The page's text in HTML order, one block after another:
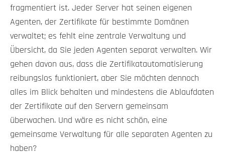
fragmentiert ist. Jeder Server hat seinen eigenen
Agenten, der Zertifikate für bestimmte Domänen
verwaltet; es fehlt eine zentrale Verwaltung und
Übersicht, da Sie jeden Agenten separat verwalten. Wir
gehen davon aus, dass die Zertifikatautomatisierung
reibungslos funktioniert, aber Sie möchten dennoch
alles im Blick behalten und mindestens die Ablaufdaten
der Zertifikate auf den Servern gemeinsam
überwachen. Und wäre es nicht schön, eine
gemeinsame Verwaltung für alle separaten Agenten zu
haben?